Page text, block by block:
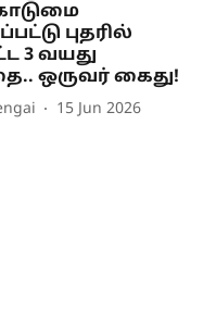
புதரில்
3 வயது
ஒருவர் கைது!
15 Jun 2026